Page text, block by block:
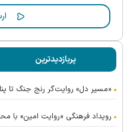
پربازدیدترین
«مسیر دل» روایت‌گر رنج جنگ تا
رویداد فرهنگی «روایت امین» با